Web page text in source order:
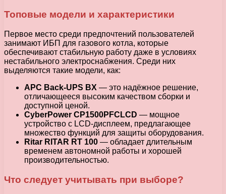
Топовые модели и характеристики
Первое место среди предпочтений пользователей
занимают ИБП для газового котла, которые
обеспечивают стабильную работу даже в условиях
нестабильного электроснабжения. Среди них
выделяются такие модели, как:
APC Back-UPS BX — это надёжное решение,
отличающееся высоким качеством сборки и
доступной ценой.
CyberPower CP1500PFCLCD — мощное
устройство с LCD-дисплеем, предлагающее
множество функций для защиты оборудования.
Ritar RITAR RT 100 — обладает длительным
временем автономной работы и хорошей
производительностью.
Что следует учитывать при выборе?